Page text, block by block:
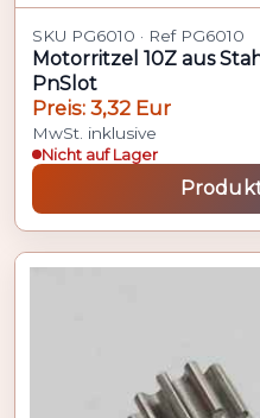
SKU PG6010 · Ref PG6010
Motorritzel 10Z aus
PnSlot
Preis: 3,32 Eur
MwSt. inklusive
Nicht auf Lager